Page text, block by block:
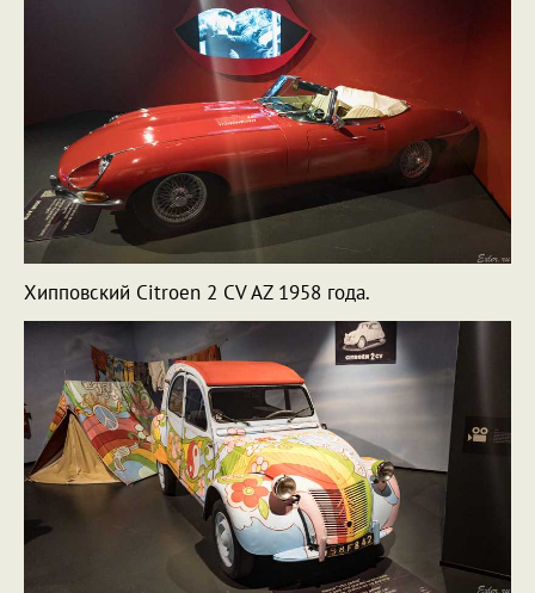
Хипповский Citroen 2 CV AZ 1958 года.